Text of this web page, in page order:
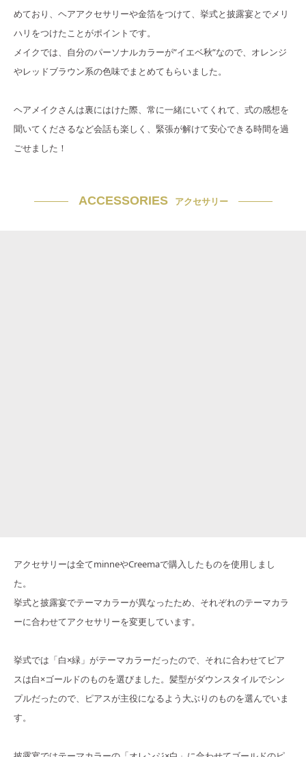
めており、ヘアアクセサリーや金箔をつけて、挙式と披露宴とでメリ
ハリをつけたことがポイントです。
メイクでは、自分のパーソナルカラーが”イエベ秋”なので、オレンジ
やレッドブラウン系の色味でまとめてもらいました。
ヘアメイクさんは裏にはけた際、常に一緒にいてくれて、式の感想を
聞いてくださるなど会話も楽しく、緊張が解けて安心できる時間を過
ごせました！
ACCESSORIES アクセサリー
アクセサリーは全てminneやCreemaで購入したものを使用しまし
た。
挙式と披露宴でテーマカラーが異なったため、それぞれのテーマカラ
ーに合わせてアクセサリーを変更しています。
挙式では「白×緑」がテーマカラーだったので、それに合わせてピア
スは白×ゴールドのものを選びました。髪型がダウンスタイルでシン
プルだったので、ピアスが主役になるよう大ぶりのものを選んでいま
す。